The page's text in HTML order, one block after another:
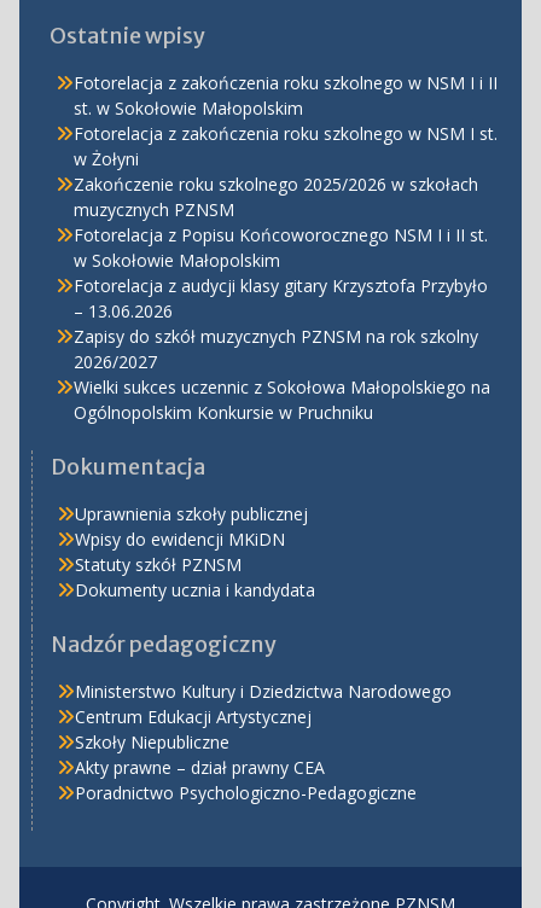
Ostatnie wpisy
Fotorelacja z zakończenia roku szkolnego w NSM I i II
st. w Sokołowie Małopolskim
Fotorelacja z zakończenia roku szkolnego w NSM I st.
w Żołyni
Zakończenie roku szkolnego 2025/2026 w szkołach
muzycznych PZNSM
Fotorelacja z Popisu Końcoworocznego NSM I i II st.
w Sokołowie Małopolskim
Fotorelacja z audycji klasy gitary Krzysztofa Przybyło
– 13.06.2026
Zapisy do szkół muzycznych PZNSM na rok szkolny
2026/2027
Wielki sukces uczennic z Sokołowa Małopolskiego na
Ogólnopolskim Konkursie w Pruchniku
Dokumentacja
Uprawnienia szkoły publicznej
Wpisy do ewidencji MKiDN
Statuty szkół PZNSM
Dokumenty ucznia i kandydata
Nadzór pedagogiczny
Ministerstwo Kultury i Dziedzictwa Narodowego
Centrum Edukacji Artystycznej
Szkoły Niepubliczne
Akty prawne – dział prawny CEA
Poradnictwo Psychologiczno-Pedagogiczne